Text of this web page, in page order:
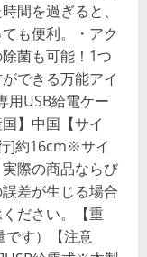
間を過ぎると、
も便利。・アク
菌も可能！1つ
できる万能アイ
用USB給電ケー
】中国【サイ
]約16cm※サイ
際の商品ならび
差が生じる場合
ださい。【重
す）【注意